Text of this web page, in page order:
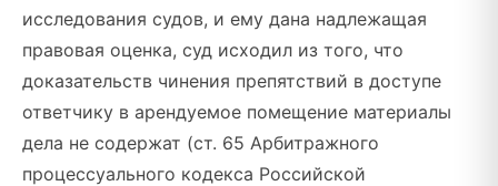
исследования судов, и ему дана надлежащая
правовая оценка, суд исходил из того, что
доказательств чинения препятствий в доступе
ответчику в арендуемое помещение материалы
дела не содержат (ст. 65 Арбитражного
процессуального кодекса Российской